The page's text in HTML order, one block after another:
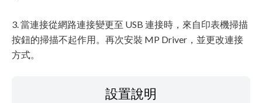
3. 當連接從網路連接變更至 USB 連接時，來自印表機掃描
按鈕的掃描不起作用。再次安裝 MP Driver，並更改連接
方式。
設置說明